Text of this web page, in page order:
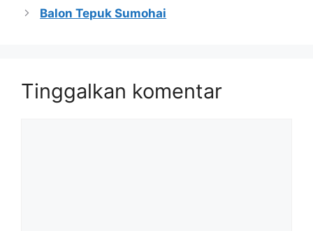
Balon Tepuk Sumohai
Tinggalkan komentar